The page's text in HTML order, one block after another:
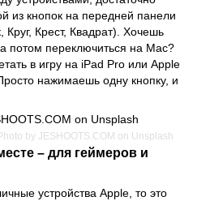
из кнопок на передней панели
Круг, Крест, Квадрат). Хочешь
потом переключиться на Mac?
в игру на iPad Pro или Apple
нажимаешь одну кнопку, и
by JESHOOTS.COM on Unsplash
– для геймеров и
устройства Apple, то это